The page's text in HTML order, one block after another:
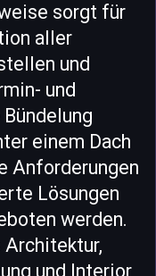
sorgt für
aller
und
und
einem Dach
Anforderungen
Lösungen
werden.
und Interior